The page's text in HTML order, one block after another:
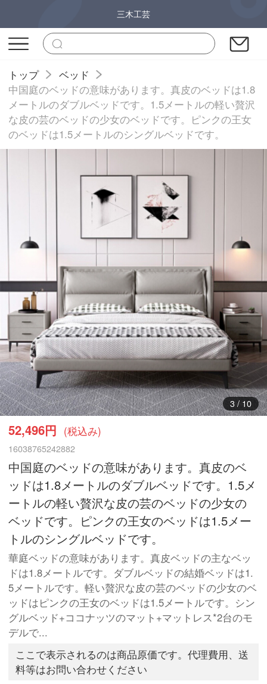
三木工芸
トップ
ベッド
中国庭のベッドの意味があります。真皮のベッドは1.8
メートルのダブルベッドです。1.5メートルの軽い贅沢
な皮の芸のベッドの少女のベッドです。ピンクの王女
のベッドは1.5メートルのシングルベッドです。
3/ 10
52,496円 (税込み)
16038765242882
中国庭のベッドの意味があります。真皮のベ
ッドは1.8メートルのダブルベッドです。1.5メ
ートルの軽い贅沢な皮の芸のベッドの少女の
ベッドです。ピンクの王女のベッドは1.5メー
トルのシングルベッドです。
華庭ベッドの意味があります。真皮ベッドの主なベッ
ドは1.8メートルです。ダブルベッドの結婚ベッドは1.
5メートルです。軽い贅沢な皮の芸のベッドの少女のベ
ッドはピンクの王女のベッドは1.5メートルです。シン
グルベッド+ココナッツのマット+マットレス*2台のモ
デルで...
ここで表示されるのは商品原価です。代理費用、送
料等はお問い合わせください